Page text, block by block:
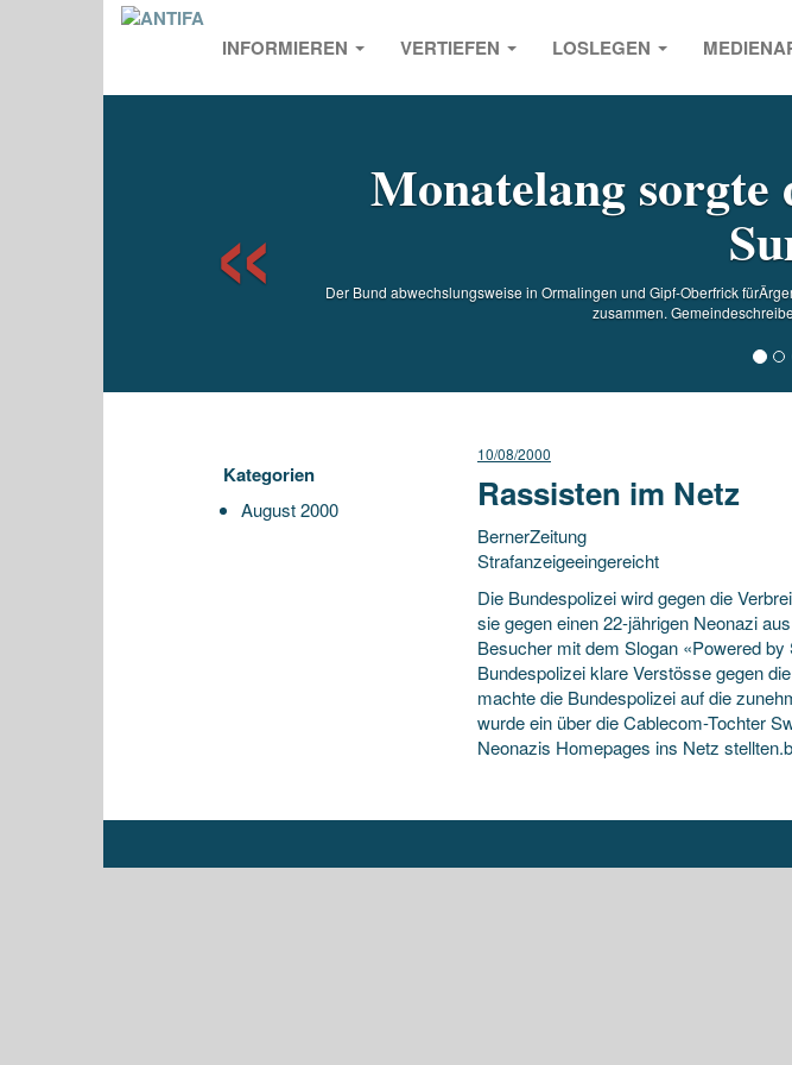
INFORMIEREN VERTIEFEN LOSLEGEN
Monatelang sorgte
Der Bund abwechslungsweise in Ormalingen und Gipf-Oberfrick
zusammen.
Previous
Kategorien
August 2000
10/08/2000
Rassisten im Netz
BernerZeitung
Strafanzeigeeingereicht
Die Bundespolizei wird gegen die
sie gegen einen 22-jährigen Neonazi
Besucher mit dem Slogan «Powered by
Bundespolizei klare Verstösse gegen
machte die Bundespolizei auf die
wurde ein über die Cablecom-Tochter
Neonazis Homepages ins Netz